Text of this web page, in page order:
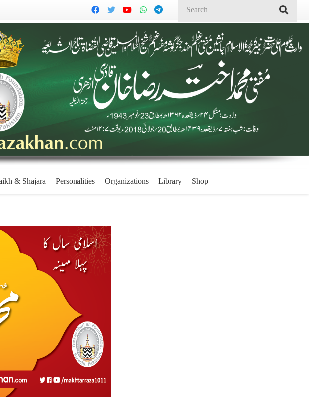
& Shajara Personalities Organizations Library Shop